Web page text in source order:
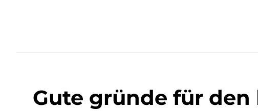
Gute gründe für